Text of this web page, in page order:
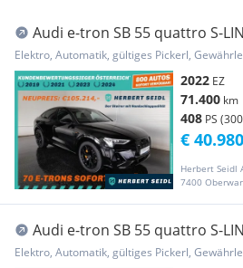
Audi e-tron SB 55 quattro S-
EDITION *NP €...
Elektro, Automatik, gültiges Pickerl,
2022 EZ
71.400 km
408 PS
Herbert Seidl
7400
€ 40.980
Audi e-tron SB 55 quattro S-
EDITION *NP: ...
Elektro, Automatik, gültiges Pickerl,